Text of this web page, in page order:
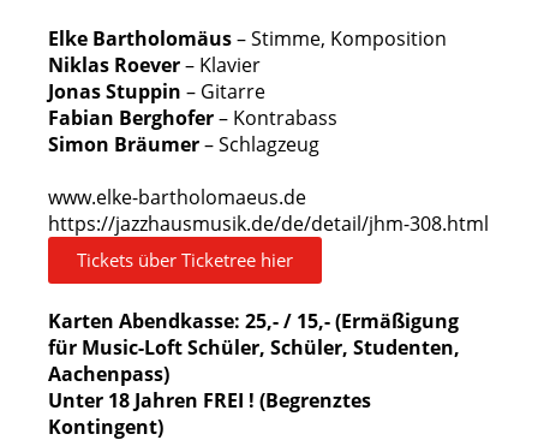
Elke Bartholomäus– Stimme, Komposition
Niklas Roever– Klavier
Jonas Stuppin – Gitarre
Fabian Berghofer– Kontrabass
Simon Bräumer– Schlagzeug
www.elke-bartholomaeus.de
https://jazzhausmusik.de/de/detail/jhm-308.html
Tickets über Ticketree hier
Karten Abendkasse: 25,- / 15,- (Ermäßigung
für Music-Loft Schüler, Schüler, Studenten,
Aachenpass)
Unter 18 Jahren FREI ! (Begrenztes
Kontingent)